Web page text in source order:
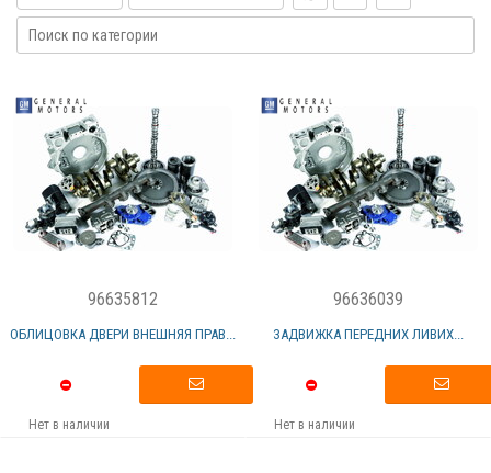
96635812
ОБЛИЦОВКА ДВЕРИ ВНЕШНЯЯ ПРАВ...
Нет в наличии
96636039
ЗАДВИЖКА ПЕРЕДНИХ ЛИВИХ...
Нет в наличии